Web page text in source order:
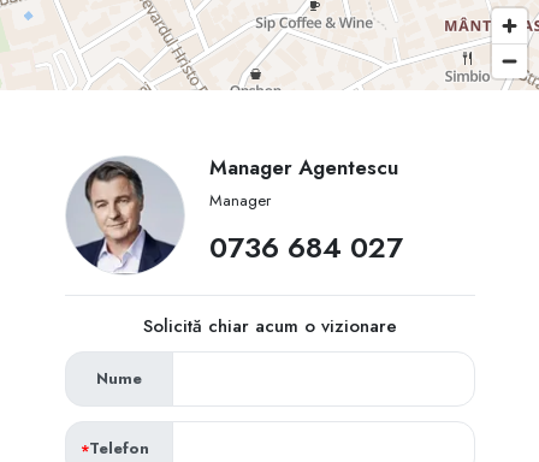
Manager Agentescu
Manager
‭0736 684 027‬
Solicită chiar acum o vizionare
Nume
Telefon